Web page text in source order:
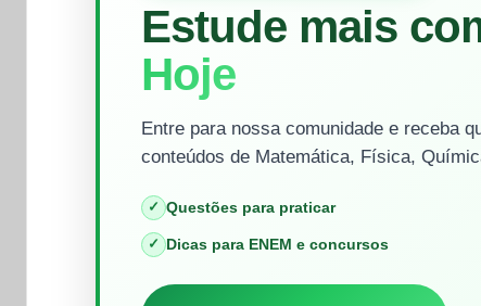
Estude mais
Hoje
Entre para nossa comunidade e receba
conteúdos de Matemática, Física,
✓ Questões para praticar
✓ Dicas para ENEM e concursos